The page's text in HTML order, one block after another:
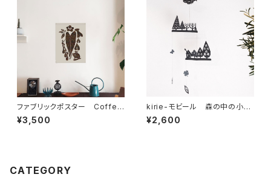
ファブリックポスター Coffee
Journey ” Indonesia ”
¥3,500
kirie-モビール 森の中の小さ
な小屋 morinokoya
¥2,600
CATEGORY